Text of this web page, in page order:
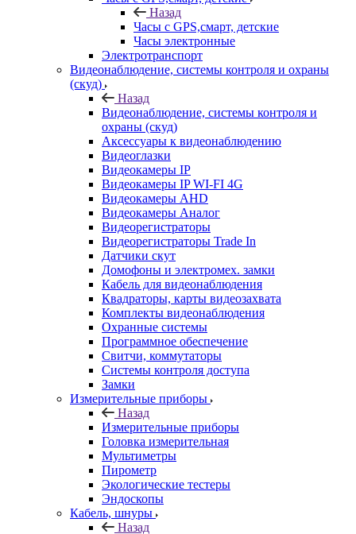
Назад
Часы с GPS,смарт, детские
Часы электронные
Электротранспорт
Видеонаблюдение, системы контроля и охраны
(скуд)
Назад
Видеонаблюдение, системы контроля и
охраны (скуд)
Аксессуары к видеонаблюдению
Видеоглазки
Видеокамеры IP
Видеокамеры IP WI-FI 4G
Видеокамеры AHD
Видеокамеры Аналог
Видеорегистраторы
Видеорегистраторы Trade In
Датчики скут
Домофоны и электромех. замки
Кабель для видеонаблюдения
Квадраторы, карты видеозахвата
Комплекты видеонаблюдения
Охранные системы
Программное обеспечение
Свитчи, коммутаторы
Системы контроля доступа
Замки
Измерительные приборы
Назад
Измерительные приборы
Головка измерительная
Мультиметры
Пирометр
Экологические тестеры
Эндоскопы
Кабель, шнуры
Назад